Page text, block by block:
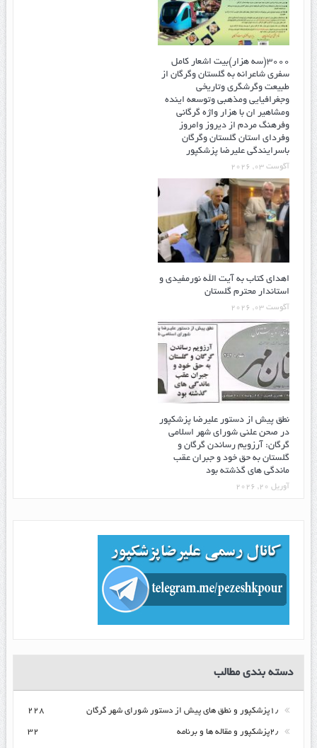
۳۰۰۰(سه هزار)بیت اشعار کامل
سفری شاعرانه به گلستان وگرگان از
طبیعت وگرشگری وتاریخی
وجغرافیایی ومذهبی وتوسعه اینده
ومشاهیر ان با هزار واژه گرگانی
وفرهنگ مردم از دیروز وامروز
وفردای استان گلستان وگرگان
باسرایندگی علیرضا پزشکپور
آگوست 03, 2026
اهدای کتاب به آیت الله نورمفیدی و
استاندار محترم گلستان
آگوست 03, 2026
نطق پیش از دستور علیرضا پزشکپور
در صحن علنی شورای شهر اسلامی
گرگان: آرزویم رساندن گرگان و
گلستان به حق خود و جبران عقب
ماندگی های گذشته بود
آوریل 20, 2026
دسته بندی مطالب
۱٫پزشکپور و نطق های پیش از دستور شورای شهر گرگان ۲۲۸
۲٫پزشکپور و مقاله ها و برنامه ۳۲